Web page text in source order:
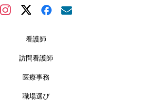
看護師
訪問看護師
医療事務
職場選び